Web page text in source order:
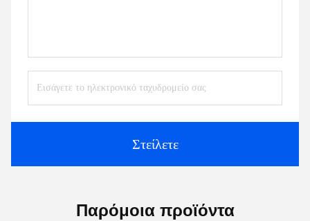
Στείλετε
Παρόμοια προϊόντα